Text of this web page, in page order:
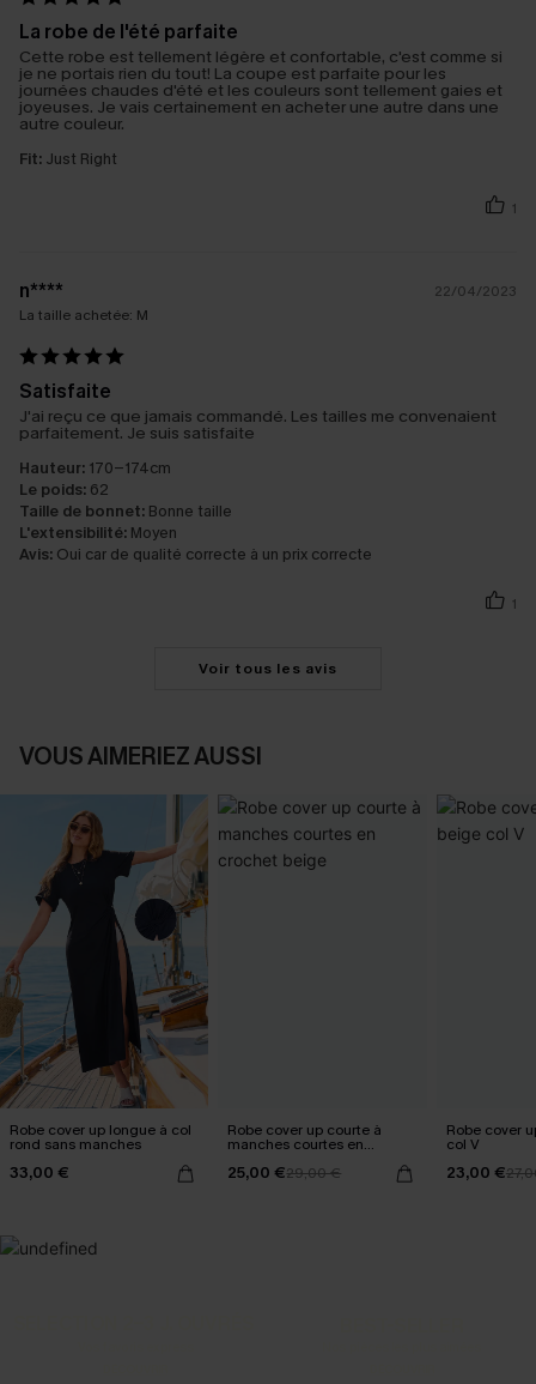
La robe de l'été parfaite
Cette robe est tellement légère et confortable, c'est comme si
je ne portais rien du tout! La coupe est parfaite pour les
journées chaudes d'été et les couleurs sont tellement gaies et
joyeuses. Je vais certainement en acheter une autre dans une
autre couleur.
Fit: Just Right
1
n****
22/04/2023
La taille achetée: M
Satisfaite
J'ai reçu ce que jamais commandé. Les tailles me convenaient
parfaitement. Je suis satisfaite
Hauteur: 170-174cm
Le poids: 62
Taille de bonnet: Bonne taille
L'extensibilité: Moyen
Avis: Oui car de qualité correcte à un prix correcte
1
Voir tous les avis
VOUS AIMERIEZ AUSSI
Robe cover up longue à col
rond sans manches
33,00 €
Robe cover up courte à
manches courtes en
25,00 €29,00 €
Robe cover
col V
23,00 €